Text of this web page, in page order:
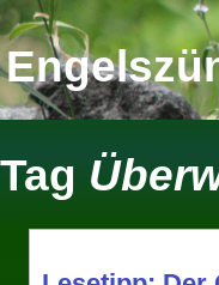
Tag